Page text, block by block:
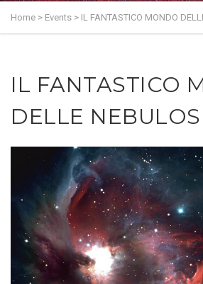
Home > Events > IL FANTASTICO MONDO
IL FANTASTICO
DELLE